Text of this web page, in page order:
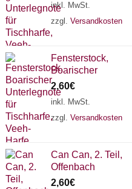
inkl. MwSt.
zzgl. Versandkosten
Fensterstock,
Boarischer
2,60€
inkl. MwSt.
zzgl. Versandkosten
Can Can, 2. Teil,
Offenbach
2,60€